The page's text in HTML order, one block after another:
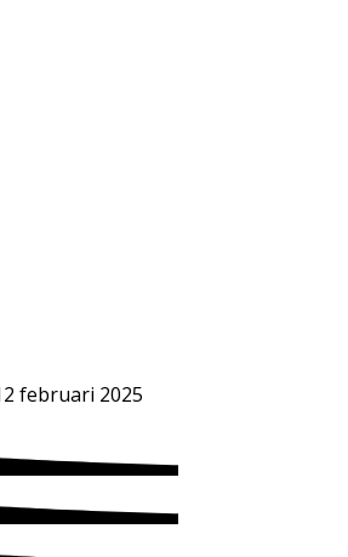
februari 2025